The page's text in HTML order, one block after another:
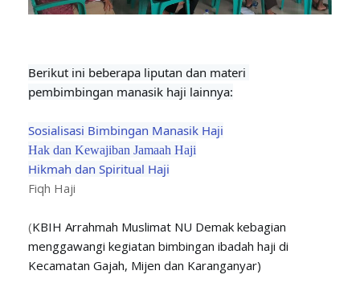
Berikut ini beberapa liputan dan materi
pembimbingan manasik haji lainnya:
Sosialisasi Bimbingan Manasik Haji
Hak dan Kewajiban Jamaah Haji
Hikmah dan Spiritual Haji
Fiqh Haji
(KBIH Arrahmah Muslimat NU Demak kebagian
menggawangi kegiatan bimbingan ibadah haji di
Kecamatan Gajah, Mijen dan Karanganyar)